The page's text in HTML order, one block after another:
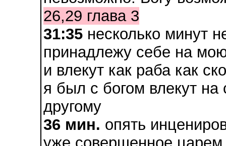
26,29 глава 3
31:35 несколько минут
принадлежу себе на
и влекут как раба как
я был с богом влекут на
другому
36 мин. опять